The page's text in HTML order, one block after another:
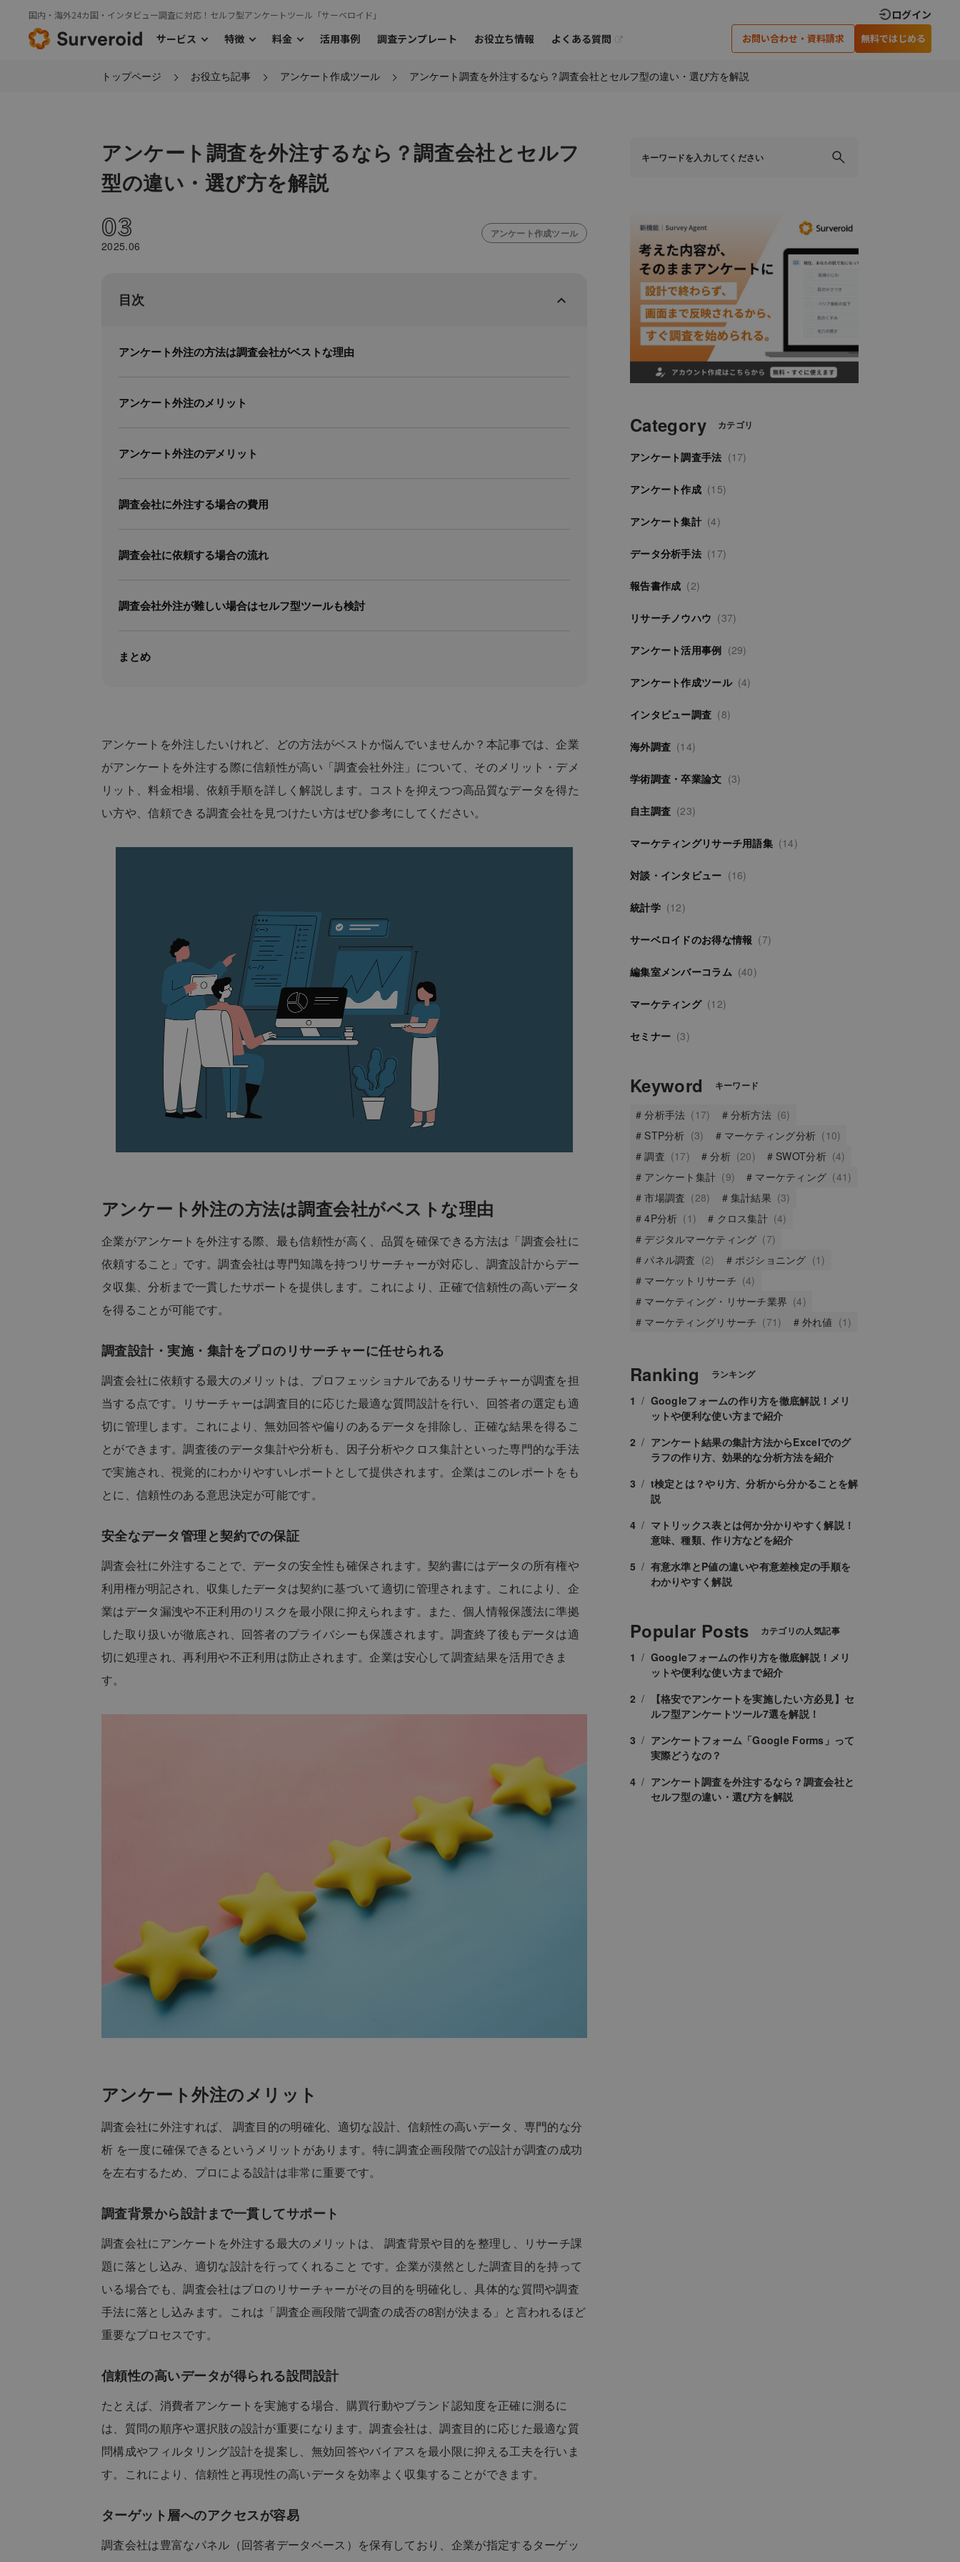
国内・海外24カ国・インタビュー調査に対応！セルフ型アンケートツール「サーベロイド」
ログイン
サービス
国内モニターアンケート 海外モニターアンケート
特徴 料金 活用事例 調査テンプレート お役立ち情報 よくある質問 お問い合わせ・資料請求
オンラインミーティングでの
アンケート調査実施のための
無料ではじめる
アンケート調査を外注するなら？調査会社とセルフ
型の違い・選び方を解説
03
2025.06
アンケート作成ツール
目次
アンケート外注の方法は調査会社がベストな理由
アンケート外注のメリット
アンケート外注のデメリット
調査会社に外注する場合の費用
調査会社に依頼する場合の流れ
調査会社外注が難しい場合はセルフ型ツールも検討
まとめ
アンケートを外注したいけれど、どの方法がベストか悩んでいませんか？本記事では、企業
がアンケートを外注する際に信頼性が高い「調査会社外注」について、そのメリット・デメ
リット、料金相場、依頼手順を詳しく解説します。コストを抑えつつ高品質なデータを得た
い方や、信頼できる調査会社を見つけたい方はぜひ参考にしてください。
アンケート外注の方法は調査会社がベストな理由
企業がアンケートを外注する際、最も信頼性が高く、品質を確保できる方法は「調査会社に
依頼すること」です。調査会社は専門知識を持つリサーチャーが対応し、調査設計からデー
タ収集、分析まで一貫したサポートを提供します。これにより、正確で信頼性の高いデータ
を得ることが可能です。
調査設計・実施・集計をプロのリサーチャーに任せられる
調査会社に依頼する最大のメリットは、プロフェッショナルであるリサーチャーが調査を担
当する点です。リサーチャーは調査目的に応じた最適な質問設計を行い、回答者の選定も適
切に管理します。これにより、無効回答や偏りのあるデータを排除し、正確な結果を得るこ
とができます。調査後のデータ集計や分析も、因子分析やクロス集計といった専門的な手法
で実施され、視覚的にわかりやすいレポートとして提供されます。企業はこのレポートをも
とに、信頼性のある意思決定が可能です。
安全なデータ管理と契約での保証
調査会社に外注することで、データの安全性も確保されます。契約書にはデータの所有権や
利用権が明記され、収集したデータは契約に基づいて適切に管理されます。これにより、企
業はデータ漏洩や不正利用のリスクを最小限に抑えられます。また、個人情報保護法に準拠
した取り扱いが徹底され、回答者のプライバシーも保護されます。調査終了後もデータは適
切に処理され、再利用や不正利用は防止されます。企業は安心して調査結果を活用できま
す。
アンケート外注のメリット
調査会社に外注すれば、 調査目的の明確化、適切な設計、信頼性の高いデータ、専門的な分
析 を一度に確保できるというメリットがあります。特に調査企画段階での設計が調査の成功
を左右するため、プロによる設計は非常に重要です。
調査背景から設計まで一貫してサポート
調査会社にアンケートを外注する最大のメリットは、 調査背景や目的を整理し、リサーチ課
題に落とし込み、適切な設計を行ってくれること です。企業が漠然とした調査目的を持って
いる場合でも、調査会社はプロのリサーチャーがその目的を明確化し、具体的な質問や調査
手法に落とし込みます。これは「調査企画段階で調査の成否の8割が決まる」と言われるほど
重要なプロセスです。
信頼性の高いデータが得られる設問設計
たとえば、消費者アンケートを実施する場合、購買行動やブランド認知度を正確に測るに
は、質問の順序や選択肢の設計が重要になります。調査会社は、調査目的に応じた最適な質
問構成やフィルタリング設計を提案し、無効回答やバイアスを最小限に抑える工夫を行いま
す。これにより、信頼性と再現性の高いデータを効率よく収集することができます。
ターゲット層へのアクセスが容易
調査会社は豊富なパネル（回答者データベース）を保有しており、企業が指定するターゲッ
Category カテゴリ
アンケート調査手法 (17)
アンケート作成 (15)
アンケート集計 (4)
データ分析手法 (17)
報告書作成 (2)
リサーチノウハウ (37)
アンケート活用事例 (29)
アンケート作成ツール (4)
インタビュー調査 (8)
海外調査 (14)
学術調査・卒業論文 (3)
自主調査 (23)
マーケティングリサーチ用語集 (14)
対談・インタビュー (16)
統計学 (12)
サーベロイドのお得な情報 (7)
編集室メンバーコラム (40)
マーケティング (12)
セミナー (3)
Keyword キーワード
分析手法 (17) 分析方法 (6)
STP分析 (3) マーケティング分析 (10)
調査 (17) 分析 (20) SWOT分析 (4)
アンケート集計 (9) マーケティング (41)
市場調査 (28) 集計結果 (3)
4P分析 (1) クロス集計 (4)
デジタルマーケティング (7)
パネル調査 (2) ポジショニング (1)
マーケットリサーチ (4)
マーケティング・リサーチ業界 (4)
マーケティングリサーチ (71) 外れ値 (1)
Ranking ランキング
Googleフォームの作り方を徹底解説！メリ
ットや便利な使い方まで紹介
アンケート結果の集計方法からExcelでのグ
ラフの作り方、効果的な分析方法を紹介
t検定とは？やり方、分析から分かることを解
説
マトリックス表とは何か分かりやすく解説！
意味、種類、作り方などを紹介
有意水準とP値の違いや有意差検定の手順を
わかりやすく解説
Popular Posts カテゴリの人気記事
Googleフォームの作り方を徹底解説！メリ
ットや便利な使い方まで紹介
【格安でアンケートを実施したい方必見】セ
ルフ型アンケートツール7選を解説！
アンケートフォーム「Google Forms」って
実際どうなの？
アンケート調査を外注するなら？調査会社と
セルフ型の違い・選び方を解説
トップページ お役立ち記事 アンケート作成ツール アンケート調査を外注するなら？調査会社とセルフ型の違い・選び方を解説